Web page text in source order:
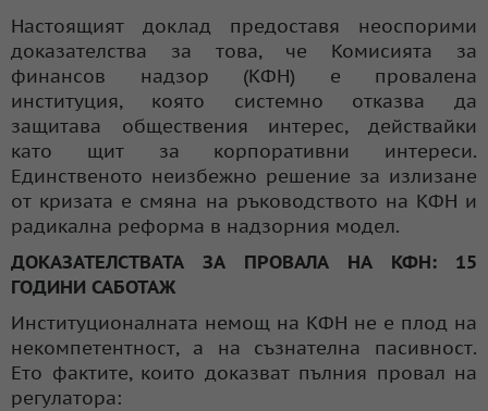
Настоящият доклад предоставя неоспорими
доказателства за това, че Комисията за
финансов надзор (КФН) е провалена
институция, която системно отказва да
защитава обществения интерес, действайки
като щит за корпоративни интереси.
Единственото неизбежно решение за излизане
от кризата е смяна на ръководството на КФН и
радикална реформа в надзорния модел.
ДОКАЗАТЕЛСТВАТА ЗА ПРОВАЛА НА КФН: 15
ГОДИНИ САБОТАЖ
Институционалната немощ на КФН не е плод на
некомпетентност, а на съзнателна пасивност.
Ето фактите, които доказват пълния провал на
регулатора: